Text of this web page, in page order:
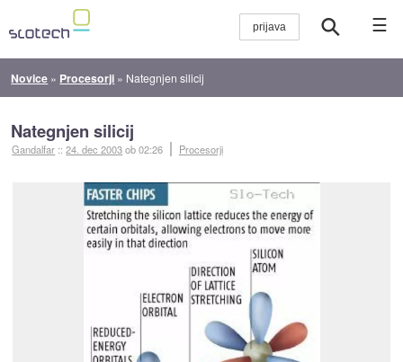
☰
Novice » Procesorji » Nategnjen silicij
Nategnjen silicij
Gandalfar ::24. dec 2003ob 02:26 Procesorji